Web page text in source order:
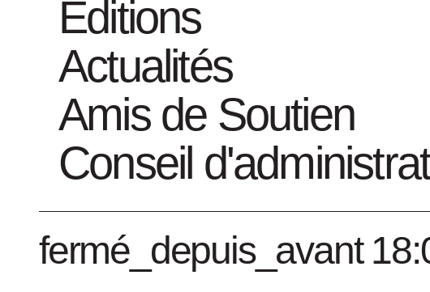
Éditions
Actualités
Amis de Soutien
Conseil
fermé_depuis_avant
Devenez un